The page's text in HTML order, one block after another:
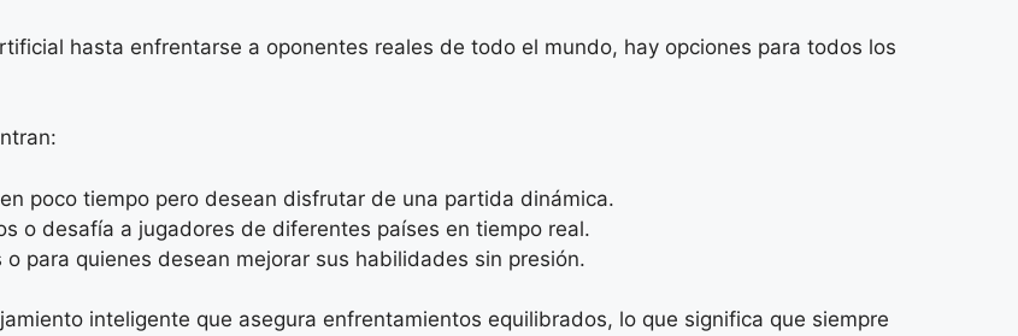
hasta enfrentarse a oponentes reales de todo el mundo, hay opciones para todos los
poco tiempo pero desean disfrutar de una partida dinámica.
o desafía a jugadores de diferentes países en tiempo real.
o para quienes desean mejorar sus habilidades sin presión.
inteligente que asegura enfrentamientos equilibrados, lo que significa que siempre